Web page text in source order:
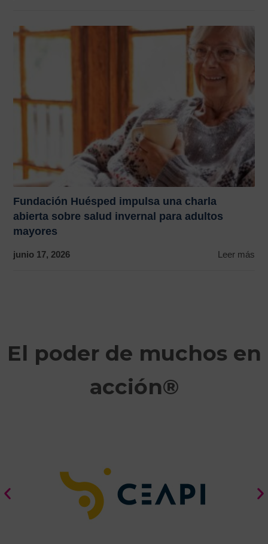
Fundación Huésped impulsa una charla
abierta sobre salud invernal para adultos
mayores
junio 17, 2026 Leer más
El poder de muchos en
acción®